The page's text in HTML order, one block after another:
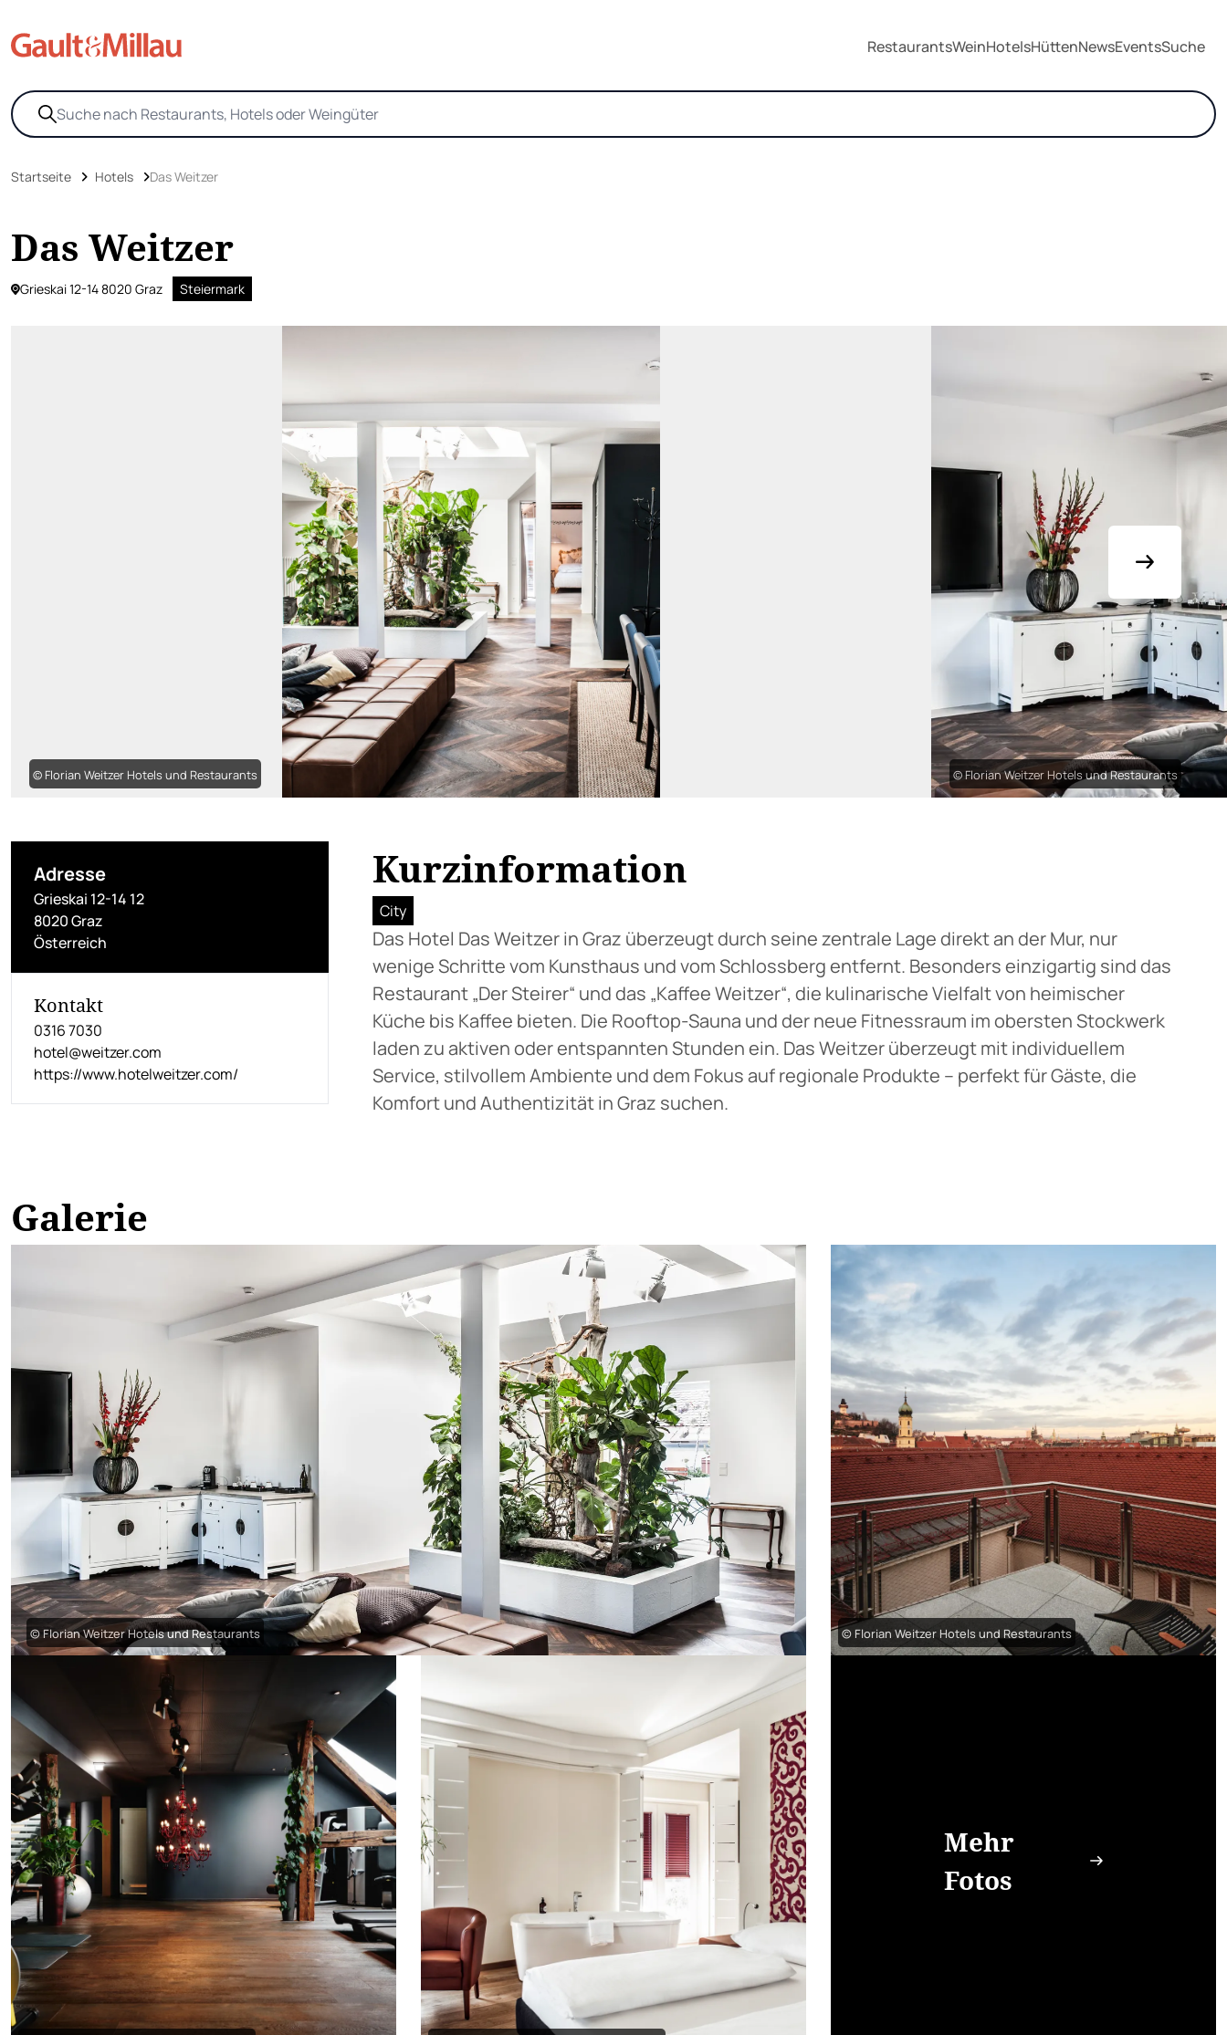
RestaurantsWeinHotelsHüttenNewsEventsSuche
Startseite Hotels Das Weitzer
Das Weitzer
Grieskai 12-14 8020 Graz Steiermark
© Florian Weitzer Hotels und Restaurants © Florian Weitzer Hotels und Restaurants
Adresse
Grieskai 12-14 12
8020 Graz
Österreich
Kontakt
0316 7030
hotel@weitzer.com
https://www.hotelweitzer.com/
Kurzinformation
City
Das Hotel Das Weitzer in Graz überzeugt durch seine zentrale Lage direkt an der Mur, nur
wenige Schritte vom Kunsthaus und vom Schlossberg entfernt. Besonders einzigartig sind das
Restaurant „Der Steirer“ und das „Kaffee Weitzer“, die kulinarische Vielfalt von heimischer
Küche bis Kaffee bieten. Die Rooftop-Sauna und der neue Fitnessraum im obersten Stockwerk
laden zu aktiven oder entspannten Stunden ein. Das Weitzer überzeugt mit individuellem
Service, stilvollem Ambiente und dem Fokus auf regionale Produkte – perfekt für Gäste, die
Komfort und Authentizität in Graz suchen.
Galerie
© Florian Weitzer Hotels und Restaurants © Florian Weitzer Hotels und Restaurants
Mehr
Fotos